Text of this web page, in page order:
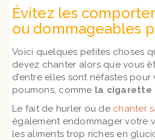
Évitez les
ou dommageables
Voici quelques petites choses
devez chanter alors que vous
d’entre elles sont néfastes
poumons, comme la cigarette
Le fait de hurler ou de chanter
également endommager votre
les aliments trop riches en